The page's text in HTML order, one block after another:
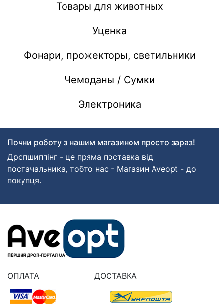
Товары для животных
Уценка
Фонари, прожекторы, светильники
Чемоданы / Сумки
Электроника
Почни роботу з нашим магазином просто зараз!
Дропшиппінг - це пряма поставка від
постачальника, тобто нас - Магазин Aveopt - до
покупця.
ОПЛАТА ДОСТАВКА